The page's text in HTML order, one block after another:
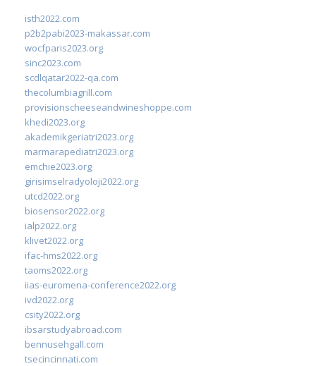
isth2022.com
p2b2pabi2023-makassar.com
wocfparis2023.org
sinc2023.com
scdlqatar2022-qa.com
thecolumbiagrill.com
provisionscheeseandwineshoppe.com
khedi2023.org
akademikgeriatri2023.org
marmarapediatri2023.org
emchie2023.org
girisimselradyoloji2022.org
utcd2022.org
biosensor2022.org
ialp2022.org
klivet2022.org
ifac-hms2022.org
taoms2022.org
iias-euromena-conference2022.org
ivd2022.org
csity2022.org
ibsarstudyabroad.com
bennusehgall.com
tsecincinnati.com